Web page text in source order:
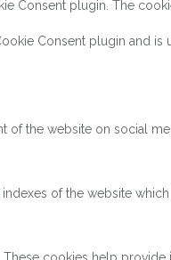
Consent plugin. The
Consent plugin and
the website on social
of the website